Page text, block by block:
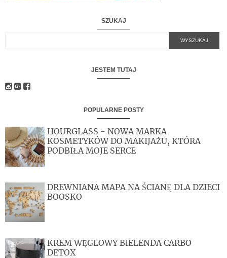
SZUKAJ
JESTEM TUTAJ
POPULARNE POSTY
HOURGLASS - NOWA MARKA
KOSMETYKÓW DO MAKIJAŻU, KTÓRA
PODBIŁA MOJE SERCE
DREWNIANA MAPA NA ŚCIANĘ DLA DZIECI
BOOSKO
KREM WĘGLOWY BIELENDA CARBO
DETOX